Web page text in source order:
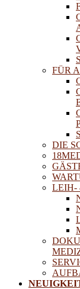
FÜR
DIE
LEIH-